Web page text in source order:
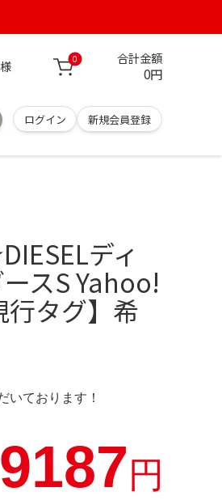
0 合計金額
0円
ログイン 新規会員登録
ディ
スS Yahoo!
タグ】希
いております！
9187円